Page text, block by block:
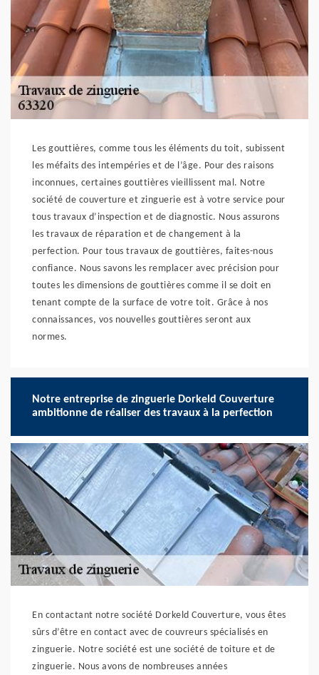
Les gouttières, comme tous les éléments du toit, subissent
les méfaits des intempéries et de l’âge. Pour des raisons
inconnues, certaines gouttières vieillissent mal. Notre
société de couverture et zinguerie est à votre service pour
tous travaux d’inspection et de diagnostic. Nous assurons
les travaux de réparation et de changement à la
perfection. Pour tous travaux de gouttières, faites-nous
confiance. Nous savons les remplacer avec précision pour
toutes les dimensions de gouttières comme il se doit en
tenant compte de la surface de votre toit. Grâce à nos
connaissances, vos nouvelles gouttières seront aux
normes.
Notre entreprise de zinguerie Dorkeld Couverture
ambitionne de réaliser des travaux à la perfection
En contactant notre société Dorkeld Couverture, vous êtes
sûrs d’être en contact avec de couvreurs spécialisés en
zinguerie. Notre société est une société de toiture et de
zinguerie. Nous avons de nombreuses années